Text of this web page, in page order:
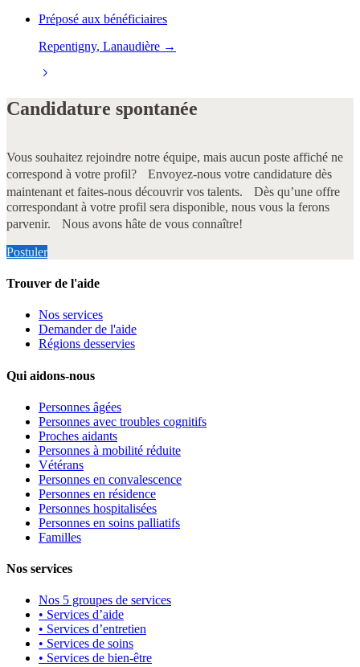
Préposé aux bénéficiaires
Repentigny, Lanaudière →
Candidature spontanée
Vous souhaitez rejoindre notre équipe, mais aucun poste affiché ne
correspond à votre profil? Envoyez-nous votre candidature dès
maintenant et faites-nous découvrir vos talents. Dès qu’une offre
correspondant à votre profil sera disponible, nous vous la ferons
parvenir. Nous avons hâte de vous connaître!
Postuler
Trouver de l'aide
Nos services
Demander de l'aide
Régions desservies
Qui aidons-nous
Personnes âgées
Personnes avec troubles cognitifs
Proches aidants
Personnes à mobilité réduite
Vétérans
Personnes en convalescence
Personnes en résidence
Personnes hospitalisées
Personnes en soins palliatifs
Familles
Nos services
Nos 5 groupes de services
• Services d’aide
• Services d’entretien
• Services de soins
• Services de bien-être